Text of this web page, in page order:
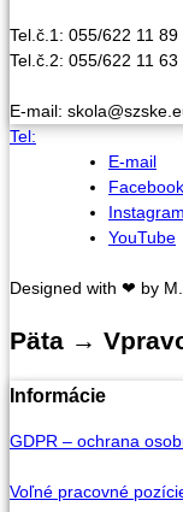
Tel.č.1: 055/622 11 89
Tel.č.2: 055/622 11 63
E-mail:
Tel:
E-mail
Facebook
Instagram
YouTube
Designed with ❤ by
Päta →
Informácie
GDPR – ochrana
Voľné pracovné